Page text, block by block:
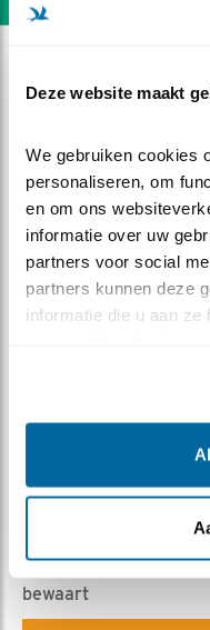
Deze website maakt
We gebruiken cookies
personaliseren, om
en om ons
informatie over uw
partners voor social
partners kunnen deze
informatie die u aan ze
Aaltje | Geplaatst op
Bewaar dit
Een geringde duif, die
bewaart